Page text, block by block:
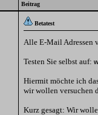
Beitrag
Betatest
Alle E-Mail Adressen
Testen Sie selbst auf:
Hiermit möchte ich
wir wollen versuchen
Kurz gesagt: Wir